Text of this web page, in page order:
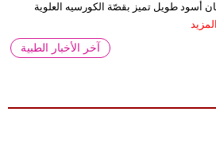
أسود طويل تميز بقصّة الكورسيه العلوية
المزيد
آخر الأخبار الطبية